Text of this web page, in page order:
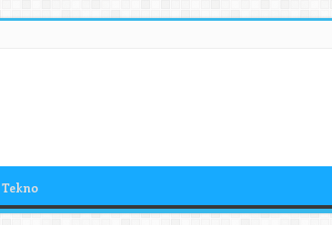
Tekno